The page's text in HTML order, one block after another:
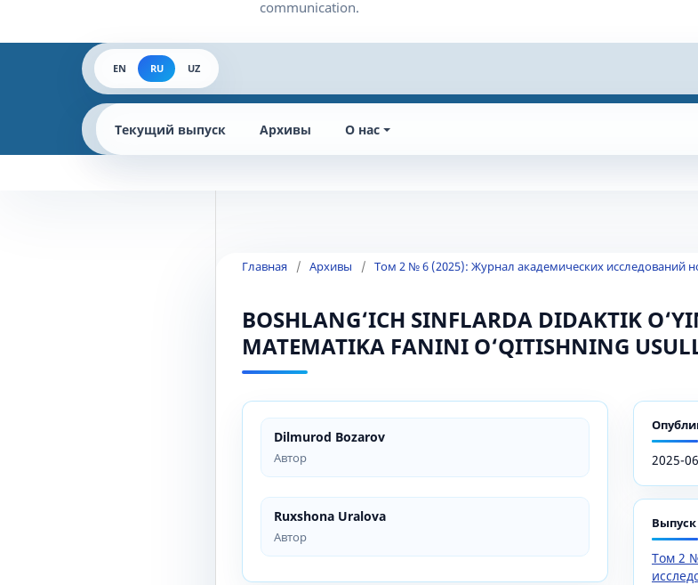
EN RU UZ
Текущий выпуск Архивы О нас
Главная / Архивы / Том 2 № 6 (2025): Журнал академических исследований
BOSHLANG‘ICH SINFLARDA DIDAKTIK
MATEMATIKA FANINI O‘QITISHNING
Dilmurod Bozarov
Автор
Ruxshona Uralova
Автор
2025-
Выпуск
Том 2